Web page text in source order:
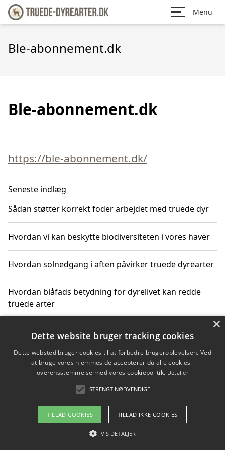
Menu
Ble-abonnement.dk
Ble-abonnement.dk
https://ble-abonnement.dk/
Seneste indlæg
Sådan støtter korrekt foder arbejdet med truede dyr
Hvordan vi kan beskytte biodiversiteten i vores haver
Hvordan solnedgang i aften påvirker truede dyrearter
Hvordan blåfads betydning for dyrelivet kan redde
truede arter
Hvordan kan gaver til unge voksne støtte bevarelsen
Copyright 2026 - Pilanto Aps
Om / kontakt
Blog Betingelser
×
Dette website bruger tracking cookies
Dette websted bruger cookies til at forbedre brugeroplevelsen. Ved
at bruge vores hjemmeside accepterer du alle cookies i
overensstemmelse med vores cookiepolitik. Detaljer
STRENGT NØDVENDIGE
TILLAD COOKIES TILLAD IKKE COOKIES
VIS DETALJER